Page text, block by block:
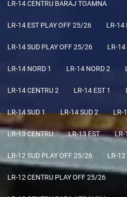
LR-14 CENTRU BARAJ TOAMNA
LR-14 EST PLAY OFF 25/26 LR-14
LR-14 SUD PLAY OFF 25/26 LR-14
LR-14 NORD 1 LR-14 NORD 2
LR-14 CENTRU 2 LR-14 EST 1
LR-14 SUD 1 LR-14 SUD 2 LR-
LR-13 CENTRU LR-13 EST LR-
LR-12 SUD PLAY OFF 25/26 LR-12
LR-12 CENTRU PLAY OFF 25/26